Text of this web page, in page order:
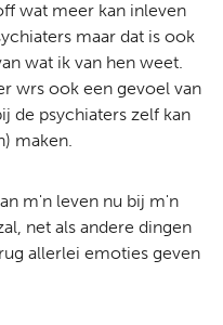
wat meer kan inleven
maar dat is ook
wat ik van hen weet.
wrs ook een gevoel van
de psychiaters zelf kan
maken.
m'n leven nu bij m'n
net als andere dingen
allerlei emoties geven